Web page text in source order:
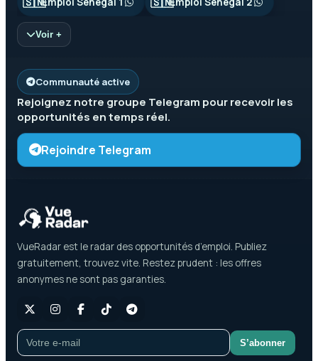
Voir +
Communauté active
Rejoignez notre groupe Telegram pour recevoir les
opportunités en temps réel.
Rejoindre Telegram
VueRadar est le radar des opportunités d’emploi. Publiez
gratuitement, trouvez vite. Restez prudent : les offres
anonymes ne sont pas garanties.
S’abonner